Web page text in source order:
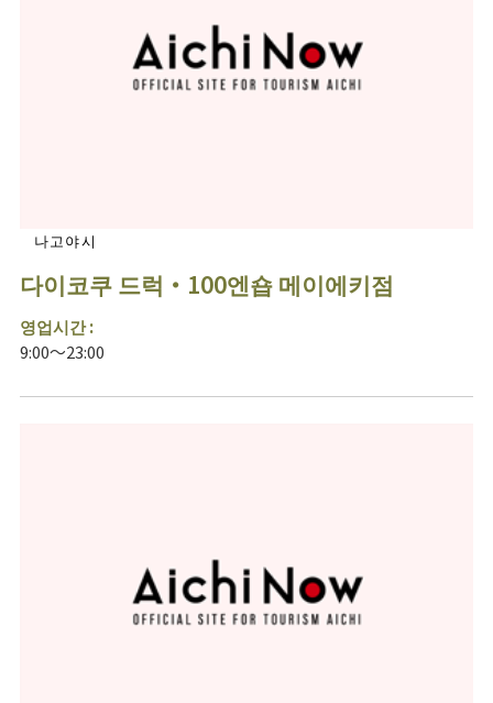
나고야시
다이코쿠 드럭・100엔숍 메이에키점
영업시간 :
9:00～23:00